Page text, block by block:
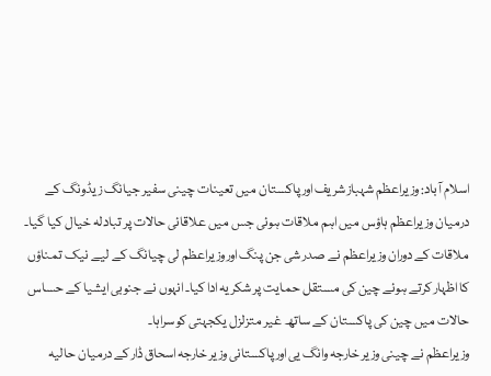
اسلام آباد: وزیراعظم شہباز شریف اور پاکستان میں تعینات چینی سفیر جیانگ زیڈونگ کے
درمیان وزیراعظم ہاؤس میں اہم ملاقات ہوئی جس میں علاقائی حالات پر تبادلہ خیال کیا گیا۔
ملاقات کے دوران وزیراعظم نے صدر شی جن پنگ اور وزیراعظم لی چیانگ کے لیے نیک تمناؤں
کا اظہار کرتے ہوئے چین کی مستقل حمایت پر شکریہ ادا کیا۔ انہوں نے جنوبی ایشیا کے حساس
حالات میں چین کی پاکستان کے ساتھ غیر متزلزل یکجہتی کو سراہا۔
وزیراعظم نے چینی وزیر خارجہ وانگ یی اور پاکستانی وزیر خارجہ اسحاق ڈار کے درمیان حالیہ